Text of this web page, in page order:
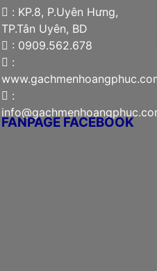
: KP.8, P.Uyên Hưng,
TP.Tân Uyên, BD
: 0909.562.678
:
:
FANPAGE FACEBOOK